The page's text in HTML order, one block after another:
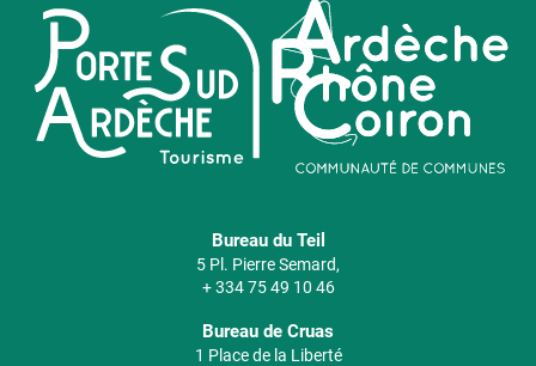
Bureau du Teil
5 Pl. Pierre Semard,
+ 334 75 49 10 46
Bureau de Cruas
1 Place de la Liberté